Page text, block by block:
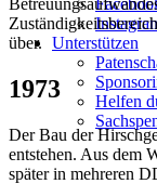
Unterstützen
Helfen
über.
1973
Der Bau der
entstehen. Aus dem
später in mehreren